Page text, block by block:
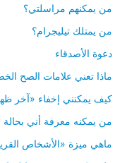
من يمكنهم مراسلتي؟
من يمتلك تيليجرام؟
دعوة الأصدقاء
ماذا تعني علامات الصح
كيف يمكنني إخفاء «آخر
من يمكنه معرفة أني
ماهي ميزة «الأشخاص